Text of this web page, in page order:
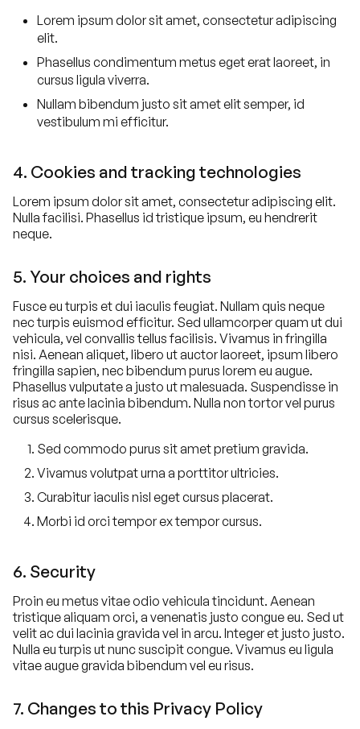
Lorem ipsum dolor sit amet, consectetur adipiscing
elit.
Phasellus condimentum metus eget erat laoreet, in
cursus ligula viverra.
Nullam bibendum justo sit amet elit semper, id
vestibulum mi efficitur.
4. Cookies and tracking technologies
Lorem ipsum dolor sit amet, consectetur adipiscing elit.
Nulla facilisi. Phasellus id tristique ipsum, eu hendrerit
neque.
5. Your choices and rights
Fusce eu turpis et dui iaculis feugiat. Nullam quis neque
nec turpis euismod efficitur. Sed ullamcorper quam ut dui
vehicula, vel convallis tellus facilisis. Vivamus in fringilla
nisi. Aenean aliquet, libero ut auctor laoreet, ipsum libero
fringilla sapien, nec bibendum purus lorem eu augue.
Phasellus vulputate a justo ut malesuada. Suspendisse in
risus ac ante lacinia bibendum. Nulla non tortor vel purus
cursus scelerisque.
Sed commodo purus sit amet pretium gravida.
Vivamus volutpat urna a porttitor ultricies.
Curabitur iaculis nisl eget cursus placerat.
Morbi id orci tempor ex tempor cursus.
6. Security
Proin eu metus vitae odio vehicula tincidunt. Aenean
tristique aliquam orci, a venenatis justo congue eu. Sed ut
velit ac dui lacinia gravida vel in arcu. Integer et justo justo.
Nulla eu turpis ut nunc suscipit congue. Vivamus eu ligula
vitae augue gravida bibendum vel eu risus.
7. Changes to this Privacy Policy